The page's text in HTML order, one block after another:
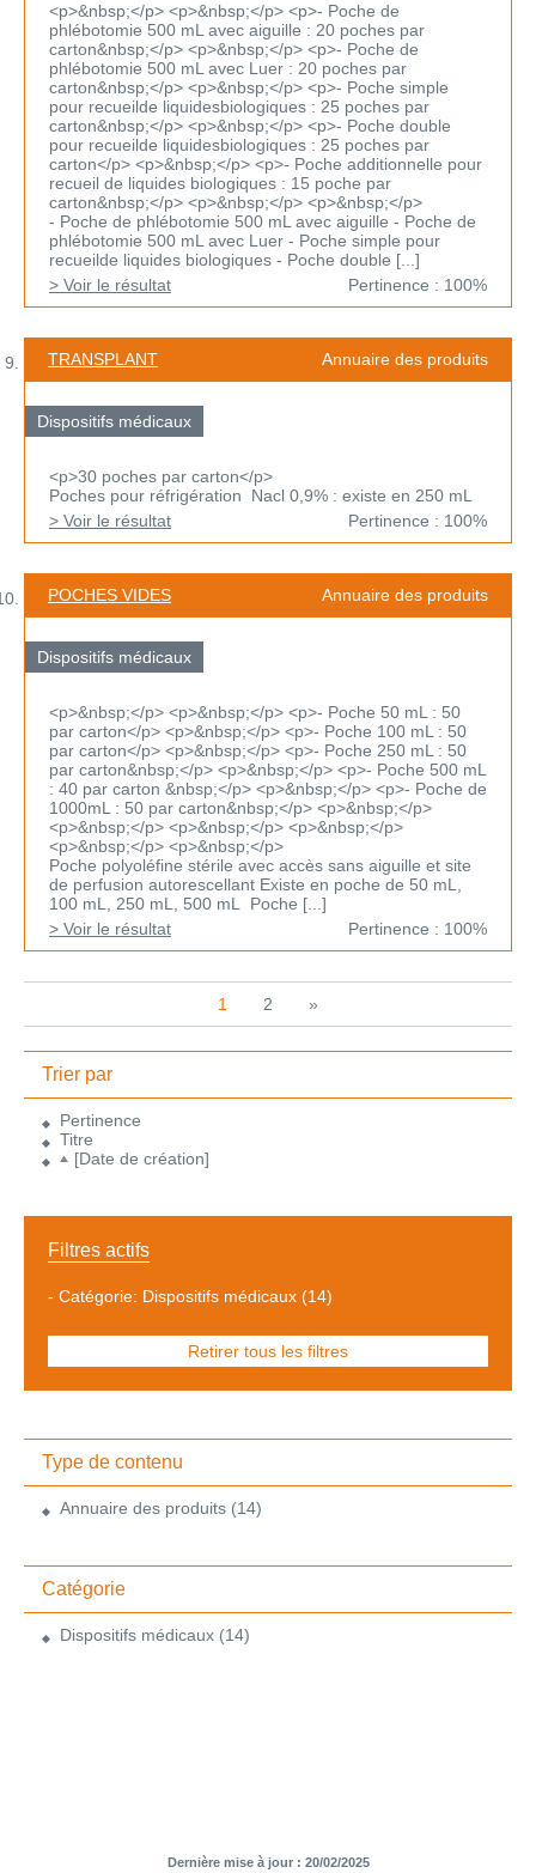
<p>&nbsp;</p> <p>&nbsp;</p> <p>- Poche de
phlébotomie 500 mL avec aiguille : 20 poches par
carton&nbsp;</p> <p>&nbsp;</p> <p>- Poche de
phlébotomie 500 mL avec Luer : 20 poches par
carton&nbsp;</p> <p>&nbsp;</p> <p>- Poche simple
pour recueilde liquidesbiologiques : 25 poches par
carton&nbsp;</p> <p>&nbsp;</p> <p>- Poche double
pour recueilde liquidesbiologiques : 25 poches par
carton</p> <p>&nbsp;</p> <p>- Poche additionnelle pour
recueil de liquides biologiques : 15 poche par
carton&nbsp;</p> <p>&nbsp;</p> <p>&nbsp;</p>
- Poche de phlébotomie 500 mL avec aiguille - Poche de
phlébotomie 500 mL avec Luer - Poche simple pour
recueilde liquides biologiques - Poche double [...]
> Voir le résultat
Pertinence : 100%
TRANSPLANT Annuaire des produits
Dispositifs médicaux
<p>30 poches par carton</p>
Poches pour réfrigération Nacl 0,9% : existe en 250 mL
> Voir le résultat
Pertinence : 100%
POCHES VIDES Annuaire des produits
Dispositifs médicaux
<p>&nbsp;</p> <p>&nbsp;</p> <p>- Poche 50 mL : 50
par carton</p> <p>&nbsp;</p> <p>- Poche 100 mL : 50
par carton</p> <p>&nbsp;</p> <p>- Poche 250 mL : 50
par carton&nbsp;</p> <p>&nbsp;</p> <p>- Poche 500 mL
: 40 par carton &nbsp;</p> <p>&nbsp;</p> <p>- Poche de
1000mL : 50 par carton&nbsp;</p> <p>&nbsp;</p>
<p>&nbsp;</p> <p>&nbsp;</p> <p>&nbsp;</p>
<p>&nbsp;</p> <p>&nbsp;</p>
Poche polyoléfine stérile avec accès sans aiguille et site
de perfusion autorescellant Existe en poche de 50 mL,
100 mL, 250 mL, 500 mL Poche [...]
> Voir le résultat
Pertinence : 100%
1 2 »
Trier par
Pertinence
Titre
[Date de création]
Filtres actifs
- Catégorie: Dispositifs médicaux (14)
Retirer tous les filtres
Type de contenu
Annuaire des produits (14)
Catégorie
Dispositifs médicaux (14)
Dernière mise à jour : 20/02/2025